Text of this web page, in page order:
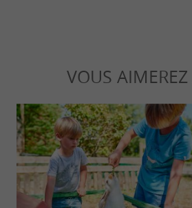
VOUS AIMEREZ